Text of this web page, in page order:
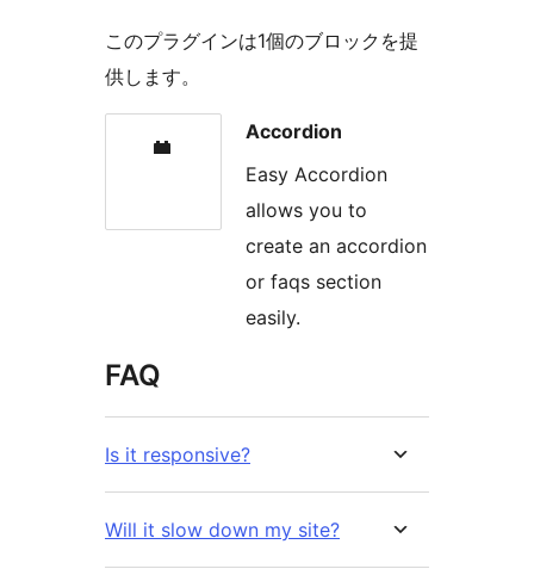
このプラグインは1個のブロックを提
供します。
Accordion
Easy Accordion
allows you to
create an accordion
or faqs section
easily.
FAQ
Is it responsive?
Will it slow down my site?